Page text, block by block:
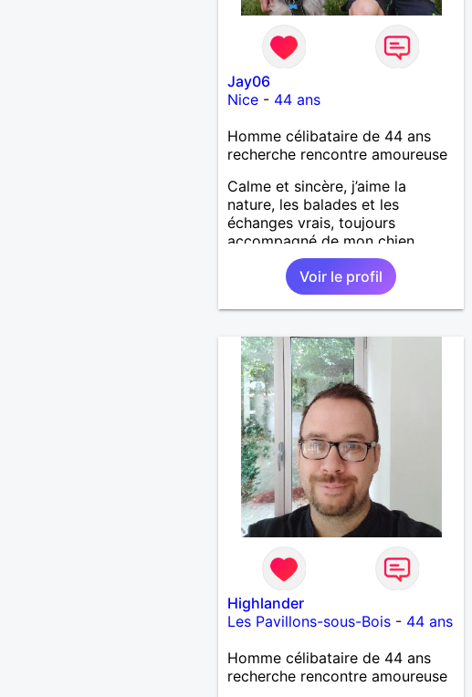
Jay06
Nice- 44 ans
Homme célibataire de 44 ans
recherche rencontre amoureuse
Calme et sincère, j’aime la
nature, les balades et les
échanges vrais, toujours
accompagné de mon chien.
Curieux et créatif, je me
passionne pour plein de choses :
j’aime inventer, créer, mais aussi
m’enthousiasmer pour les
autres. Je cherche quelqu’un
avec qui construire une relation
sérieuse et authentique, basée
sur la complicité et le respect.
Voir le profil
Highlander
Les Pavillons-sous-Bois- 44 ans
Homme célibataire de 44 ans
recherche rencontre amoureuse